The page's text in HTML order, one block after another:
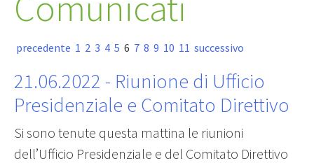
precedente 1 2 3 4 5 6 7 8 9 10 11 successivo
21.06.2022 - Riunione di Ufficio
Presidenziale e Comitato Direttivo
Si sono tenute questa mattina le riunioni
dell’Ufficio Presidenziale e del Comitato Direttivo